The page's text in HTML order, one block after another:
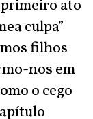
primeiro ato
culpa”
filhos
nos em
o cego